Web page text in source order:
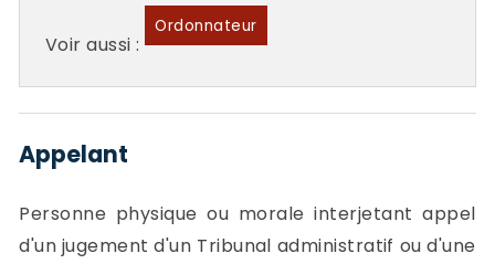
Voir aussi :
Ordonnateur
Appelant
Personne physique ou morale interjetant appel
d'un jugement d'un Tribunal administratif ou d'une